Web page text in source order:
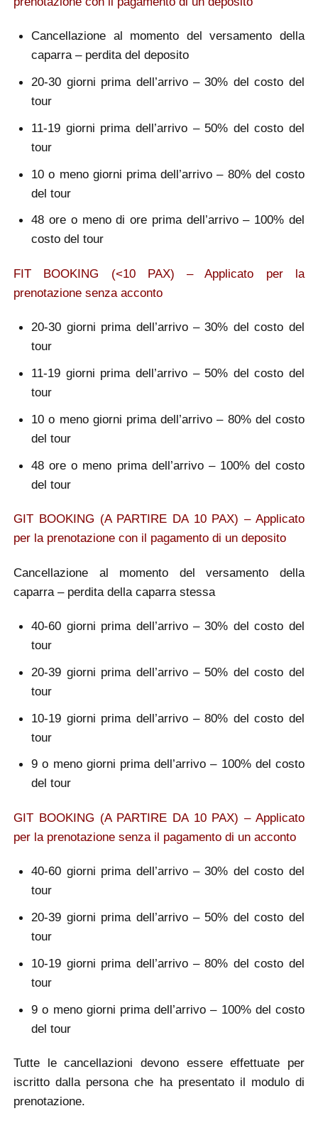
Cancellazione al momento del versamento della
caparra – perdita del deposito
20-30 giorni prima dell’arrivo – 30% del costo del
tour
11-19 giorni prima dell’arrivo – 50% del costo del
tour
10 o meno giorni prima dell’arrivo – 80% del costo
del tour
48 ore o meno di ore prima dell’arrivo – 100% del
costo del tour
FIT BOOKING (<10 PAX) – Applicato per la
prenotazione senza acconto
20-30 giorni prima dell’arrivo – 30% del costo del
tour
11-19 giorni prima dell’arrivo – 50% del costo del
tour
10 o meno giorni prima dell’arrivo – 80% del costo
del tour
48 ore o meno prima dell’arrivo – 100% del costo
del tour
GIT BOOKING (A PARTIRE DA 10 PAX) – Applicato
per la prenotazione con il pagamento di un deposito
Cancellazione al momento del versamento della
caparra – perdita della caparra stessa
40-60 giorni prima dell’arrivo – 30% del costo del
tour
20-39 giorni prima dell’arrivo – 50% del costo del
tour
10-19 giorni prima dell’arrivo – 80% del costo del
tour
9 o meno giorni prima dell’arrivo – 100% del costo
del tour
GIT BOOKING (A PARTIRE DA 10 PAX) – Applicato
per la prenotazione senza il pagamento di un acconto
40-60 giorni prima dell’arrivo – 30% del costo del
tour
20-39 giorni prima dell’arrivo – 50% del costo del
tour
10-19 giorni prima dell’arrivo – 80% del costo del
tour
9 o meno giorni prima dell’arrivo – 100% del costo
del tour
Tutte le cancellazioni devono essere effettuate per
iscritto dalla persona che ha presentato il modulo di
prenotazione.